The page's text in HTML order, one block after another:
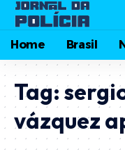
Home Brasil
Tag:
vázquez